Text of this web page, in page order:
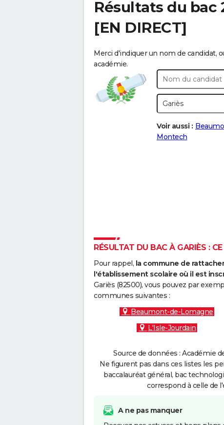
Résultats du bac
[EN DIRECT]
Merci d'indiquer un nom de candidat,
académie.
Voir aussi :
Montech
RÉSULTAT DU BAC À GARIÈS :
Pour rappel, la commune de
l'établissement scolaire où il est
Gariès (82500), vous pouvez par
communes suivantes :
Beaumont-de-Lomagne
L'Isle-Jourdain
Source de données : Académie
Ne figurent pas dans ces listes les
baccalauréat général, bac
correspond à celle de
A ne pas manquer